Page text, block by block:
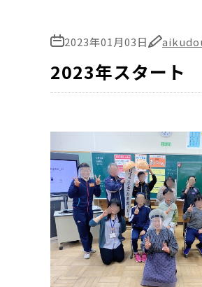
2023年01月03日
2023年スタート